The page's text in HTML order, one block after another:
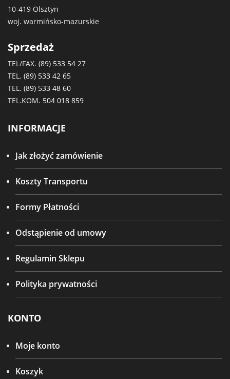
10-419 Olsztyn
woj. warmińsko-mazurskie
Sprzedaż
TEL/FAX. (89) 533 54 27
TEL. (89) 533 42 65
TEL. (89) 533 48 60
TEL.KOM. 504 018 859
INFORMACJE
Jak złożyć zamówienie
Koszty Transportu
Formy Płatności
Odstąpienie od umowy
Regulamin Sklepu
Polityka prywatności
KONTO
Moje konto
Koszyk